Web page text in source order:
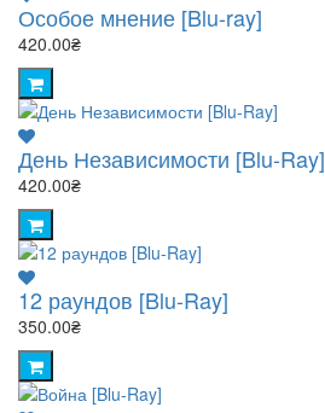
Особое мнение [Blu-ray]
420.00₴
День Независимости [Blu-Ray]
420.00₴
12 раундов [Blu-Ray]
350.00₴